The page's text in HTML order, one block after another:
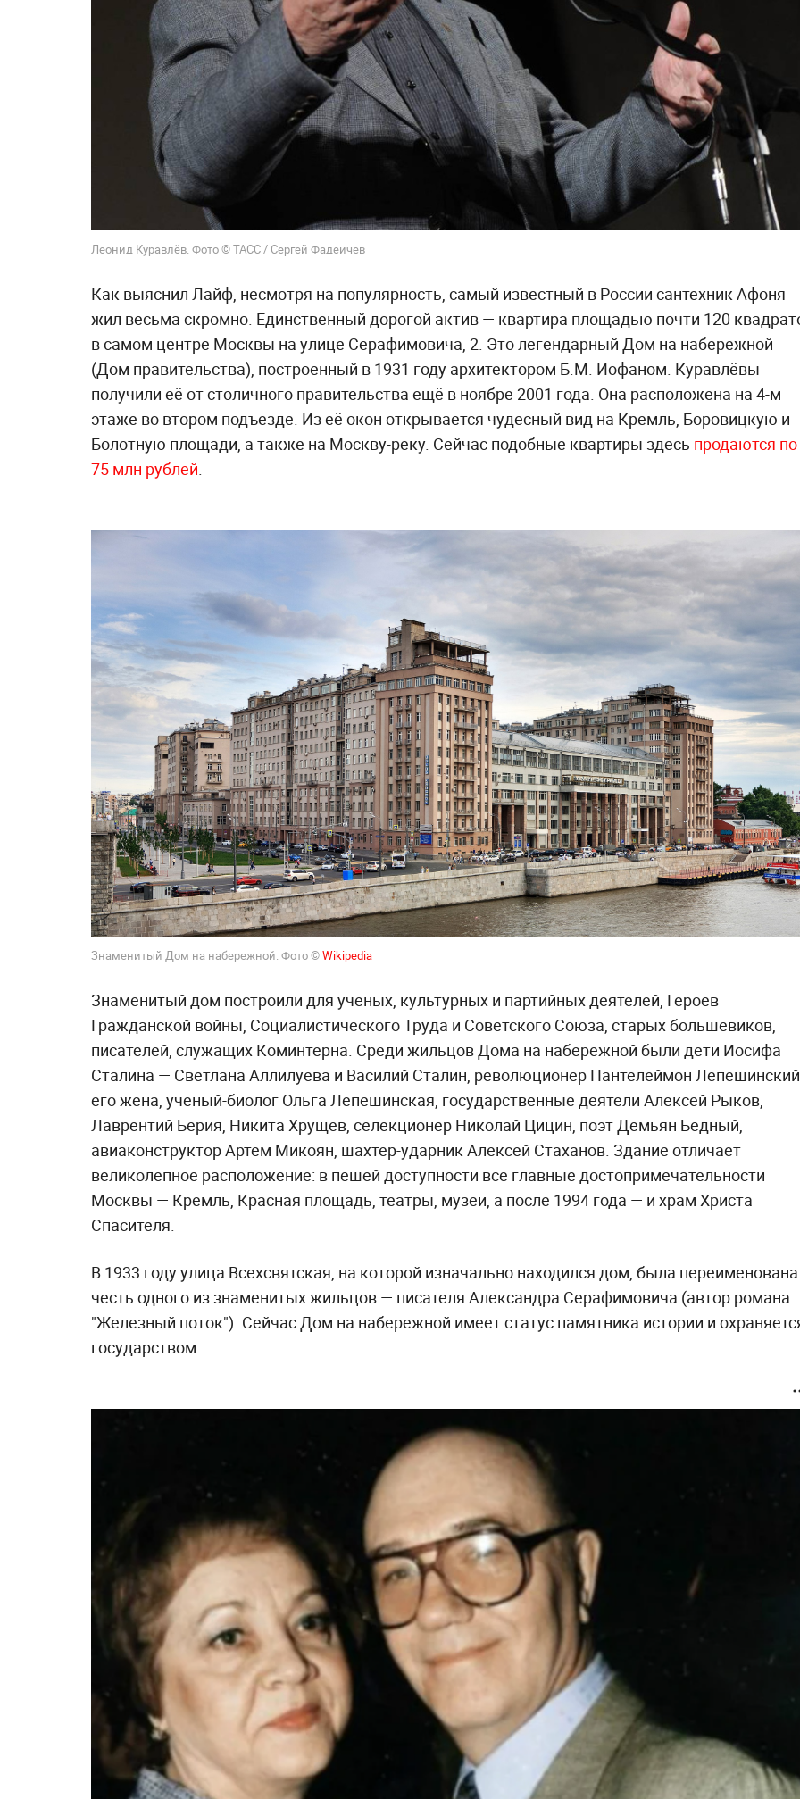
Леонид Куравлёв. Фото © ТАСС / Сергей Фадеичев
Как выяснил Лайф, несмотря на популярность, самый известный в России сантехник Афоня
жил весьма скромно. Единственный дорогой актив — квартира площадью почти 120
в самом центре Москвы на улице Серафимовича, 2. Это легендарный Дом на набережной
(Дом правительства), построенный в 1931 году архитектором Б.М. Иофаном. Куравлёвы
получили её от столичного правительства ещё в ноябре 2001 года. Она расположена на 4-м
этаже во втором подъезде. Из её окон открывается чудесный вид на Кремль, Боровицкую и
Болотную площади, а также на Москву-реку. Сейчас подобные квартиры здесь продаются по
75 млн рублей.
Знаменитый Дом на набережной. Фото ©Wikipedia
Знаменитый дом построили для учёных, культурных и партийных деятелей, Героев
Гражданской войны, Социалистического Труда и Советского Союза, старых большевиков,
писателей, служащих Коминтерна. Среди жильцов Дома на набережной были дети Иосифа
Сталина — Светлана Аллилуева и Василий Сталин, революционер Пантелеймон
его жена, учёный-биолог Ольга Лепешинская, государственные деятели Алексей Рыков,
Лаврентий Берия, Никита Хрущёв, cелекционер Николай Цицин, поэт Демьян Бедный,
авиаконструктор Артём Микоян, шахтёр-ударник Алексей Стаханов. Здание отличает
великолепное расположение: в пешей доступности все главные достопримечательности
Москвы — Кремль, Красная площадь, театры, музеи, а после 1994 года — и храм Христа
Спасителя.
В 1933 году улица Всехсвятская, на которой изначально находился дом, была
честь одного из знаменитых жильцов — писателя Александра Серафимовича (автор романа
"Железный поток"). Сейчас Дом на набережной имеет статус памятника истории и
государством.